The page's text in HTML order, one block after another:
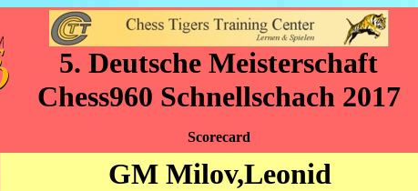
5. Deutsche Meisterschaft
Chess960 Schnellschach 2017
Scorecard
GM Milov,Leonid